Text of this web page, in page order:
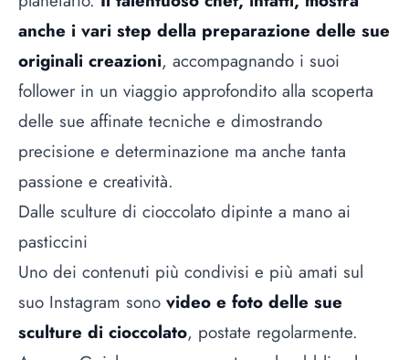
anche i vari step della preparazione delle sue
originali creazioni, accompagnando i suoi
follower in un viaggio approfondito alla scoperta
delle sue affinate tecniche e dimostrando
precisione e determinazione ma anche tanta
passione e creatività.
Dalle sculture di cioccolato dipinte a mano ai
pasticcini
Uno dei contenuti più condivisi e più amati sul
suo Instagram sono video e foto delle sue
sculture di cioccolato, postate regolarmente.